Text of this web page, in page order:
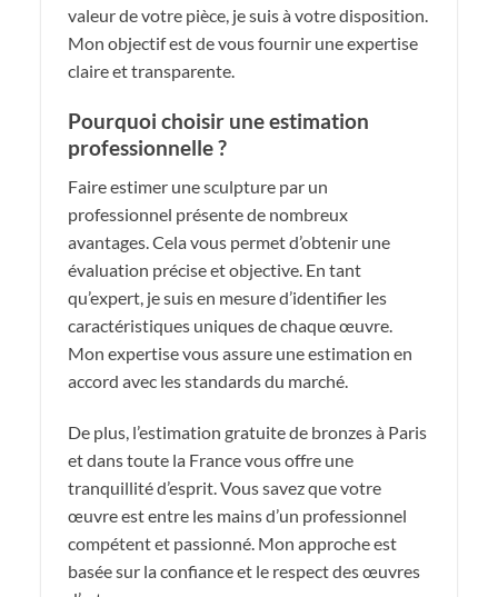
valeur de votre pièce, je suis à votre disposition.
Mon objectif est de vous fournir une expertise
claire et transparente.
Pourquoi choisir une estimation
professionnelle ?
Faire estimer une sculpture par un
professionnel présente de nombreux
avantages. Cela vous permet d’obtenir une
évaluation précise et objective. En tant
qu’expert, je suis en mesure d’identifier les
caractéristiques uniques de chaque œuvre.
Mon expertise vous assure une estimation en
accord avec les standards du marché.
De plus, l’estimation gratuite de bronzes à Paris
et dans toute la France vous offre une
tranquillité d’esprit. Vous savez que votre
œuvre est entre les mains d’un professionnel
compétent et passionné. Mon approche est
basée sur la confiance et le respect des œuvres